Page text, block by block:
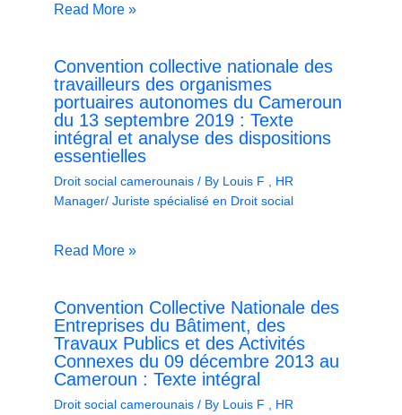
Read More »
Convention collective nationale des
travailleurs des organismes
portuaires autonomes du Cameroun
du 13 septembre 2019 : Texte
intégral et analyse des dispositions
essentielles
Droit social camerounais / By Louis F , HR
Manager/ Juriste spécialisé en Droit social
Read More »
Convention Collective Nationale des
Entreprises du Bâtiment, des
Travaux Publics et des Activités
Connexes du 09 décembre 2013 au
Cameroun : Texte intégral
Droit social camerounais / By Louis F , HR